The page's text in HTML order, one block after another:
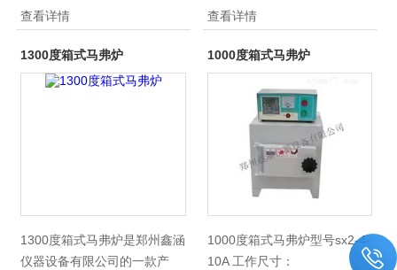
家-鑫涵仪器系列产品,公司具
有良好的市场信誉,专业的售后
和技术服务团队,凭借多年不断
技术创新,迎得了国内外客户的
查看详情
实验室马弗炉,高温箱式炉,实
验电阻炉,高温马弗炉生产厂
家,*,具有*的技术水平,更有良
好的售后服务和优质的解决方
查看详情
1300度箱式马弗炉
1300度箱式马弗炉是郑州鑫涵
仪器设备有限公司的一款产
1000度箱式马弗炉
1000度箱式马弗炉型号sx2-4-
10A 工作尺寸：